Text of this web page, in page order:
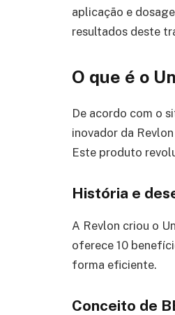
aplicação e
resultados deste
O que é o
De acordo com o
inovador da
Este produto
História e
A Revlon criou o
oferece 10
forma eficiente.
Conceito de